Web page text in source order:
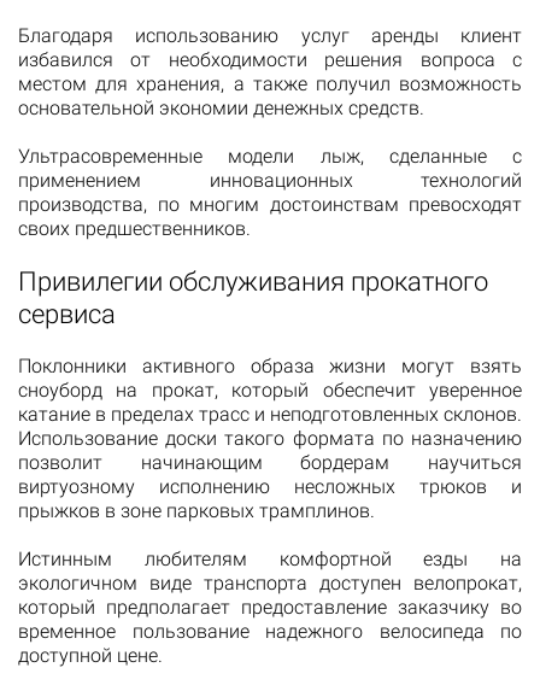
Благодаря использованию услуг аренды клиент
избавился от необходимости решения вопроса с
местом для хранения, а также получил возможность
основательной экономии денежных средств.
Ультрасовременные модели лыж, сделанные с
применением инновационных технологий
производства, по многим достоинствам превосходят
своих предшественников.
Привилегии обслуживания прокатного
сервиса
Поклонники активного образа жизни могут взять
сноуборд на прокат, который обеспечит уверенное
катание в пределах трасс и неподготовленных склонов.
Использование доски такого формата по назначению
позволит начинающим бордерам научиться
виртуозному исполнению несложных трюков и
прыжков в зоне парковых трамплинов.
Истинным любителям комфортной езды на
экологичном виде транспорта доступен велопрокат,
который предполагает предоставление заказчику во
временное пользование надежного велосипеда по
доступной цене.